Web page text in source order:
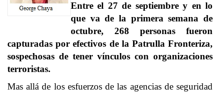
Entre el 27 de septiembre y en lo
que va de la primera semana de
octubre, 268 personas fueron
capturadas por efectivos de la Patrulla Fronteriza,
sospechosas de tener vínculos con organizaciones
terroristas.
Mas allá de los esfuerzos de las agencias de seguridad